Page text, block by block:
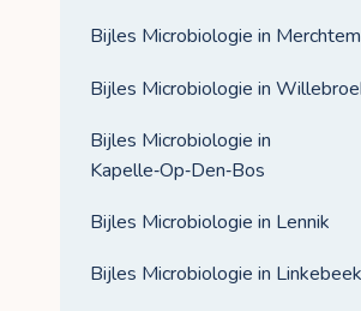
Bijles Microbiologie in Merchtem
Bijles Microbiologie in
Bijles Microbiologie in
Kapelle‑Op‑Den‑Bos
Bijles Microbiologie in Lennik
Bijles Microbiologie in Linkebeek